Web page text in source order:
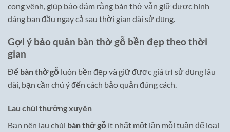
cong vênh, giúp bảo đảm rằng bàn thờ vẫn giữ được hình
dáng ban đầu ngay cả sau thời gian dài sử dụng.
Gợi ý bảo quản bàn thờ gỗ bền đẹp theo thời
gian
Để bàn thờ gỗ luôn bền đẹp và giữ được giá trị sử dụng lâu
dài, bạn cần chú ý đến cách bảo quản đúng cách.
Lau chùi thường xuyên
Bạn nên lau chùi bàn thờ gỗ ít nhất một lần mỗi tuần để loại